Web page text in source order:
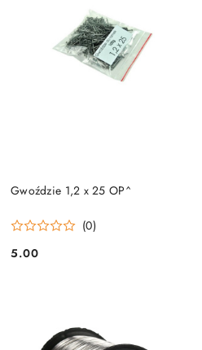
Gwoździe 1,2 x 25 OP^
(0)
Cena:
5.00
DO KOSZYKA